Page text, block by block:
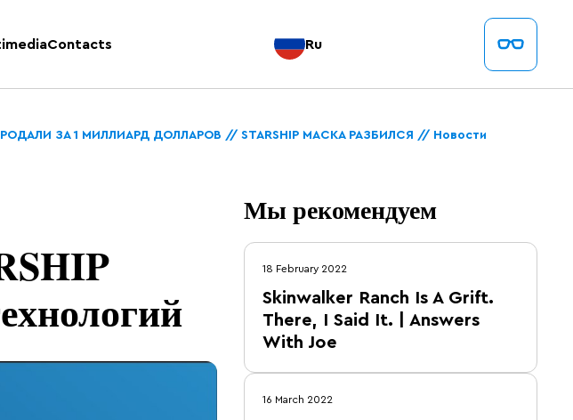
Contacts Ru
ЗА 1 МИЛЛИАРД ДОЛЛАРОВ // STARSHIP МАСКА РАЗБИЛСЯ // Новости
Мы рекомендуем
18 February 2022
Skinwalker Ranch Is A Grift.
There, I Said It. | Answers
With Joe
16 March 2022